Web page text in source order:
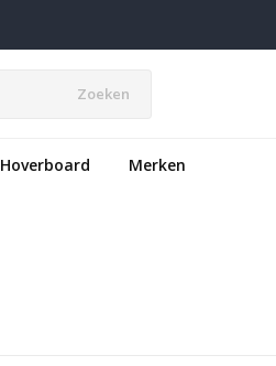
Zoeken
Hoverboard Merken